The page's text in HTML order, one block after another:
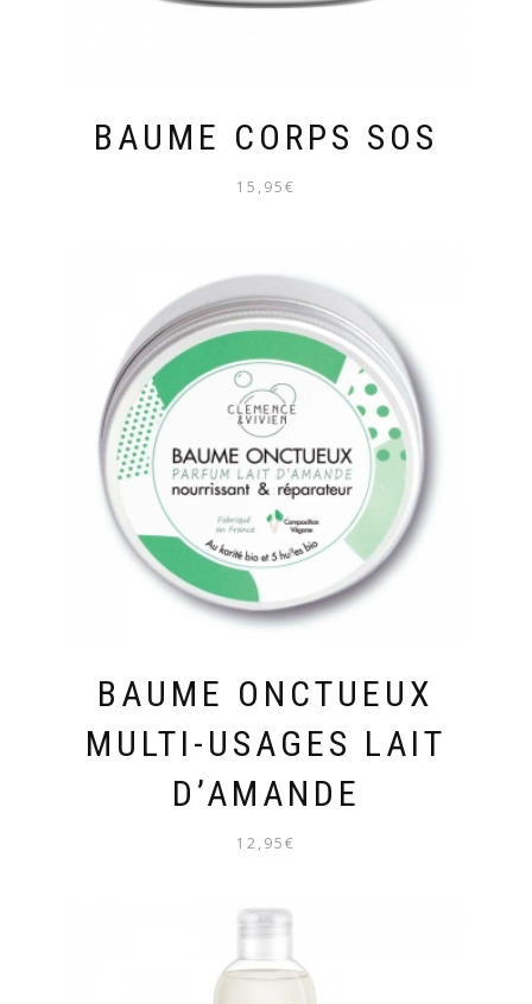
BAUME CORPS SOS
15,95€
BAUME ONCTUEUX
MULTI-USAGES LAIT
D’AMANDE
12,95€